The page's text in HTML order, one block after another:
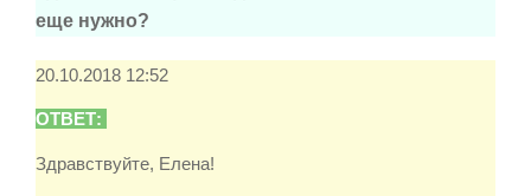
еще нужно?
20.10.2018 12:52
ОТВЕТ:
Здравствуйте, Елена!